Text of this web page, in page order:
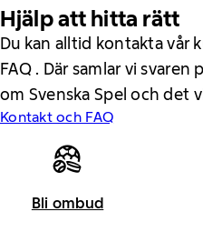
Hjälp att hitta rätt
Du kan alltid kontakta vår
FAQ . Där samlar vi
om Svenska Spel och det
Kontakt och FAQ
Bli ombud